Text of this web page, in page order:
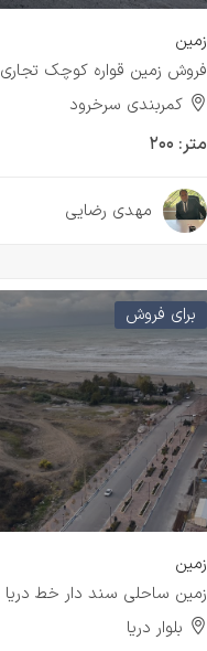
زمین
فروش زمین قواره کوچک تجاری
کمربندی سرخرود
متر: ۲۰۰
مهدی رضایی
برای فروش
زمین
زمین ساحلی سند دار خط دریا
بلوار دریا